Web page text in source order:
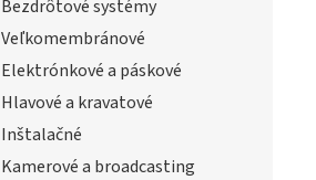
Bezdrôtové systémy
Veľkomembránové
Elektrónkové a páskové
Hlavové a kravatové
Inštalačné
Kamerové a broadcasting